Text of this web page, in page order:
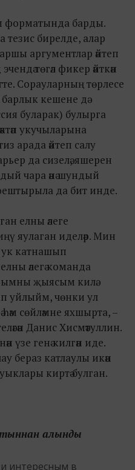
форматында барды.
бирелде, алар
аргументлар әйтеп
төгәл фикер әйткән
Сорауларның төрлесе
кешене дә
буларак) булырга
укучыларына
арада әйтеп салу
да сизелә, яшерен
чара әнә шундый
да бит инде.
елны әлеге
яулаган иделәр. Мин
катнашып
әлегә команда
җыясым килә.
уйлыйм, чөнки ул
сөйләмне яхшырта, –
Данис Хисмәтуллин.
үзе генә килгән иде.
бераз катлаулы икән
киртә булган.
алынды
интересным в